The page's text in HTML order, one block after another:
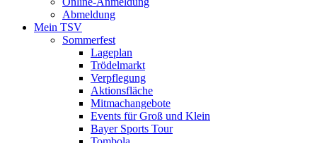
Abmeldung
Mein TSV
Sommerfest
Lageplan
Trödelmarkt
Verpflegung
Aktionsfläche
Mitmachangebote
Events für Groß und Klein
Bayer Sports Tour